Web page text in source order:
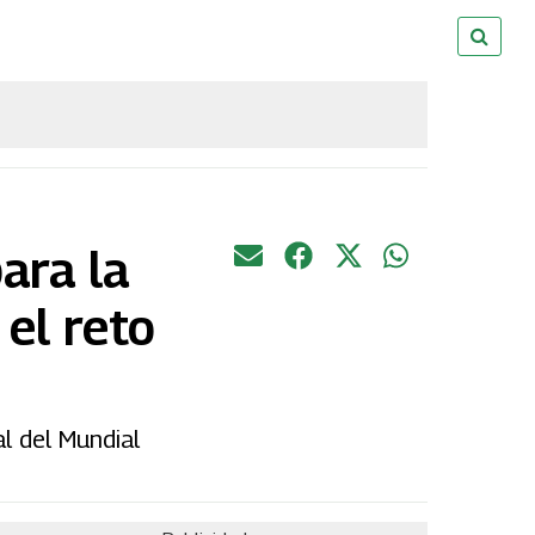
la
el reto
del Mundial